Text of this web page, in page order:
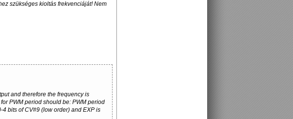
szükséges kioltás frekvenciáját! Nem
and therefore the frequency is
PWM period should be: PWM period
4 bits of CV#9 (low order) and EXP is